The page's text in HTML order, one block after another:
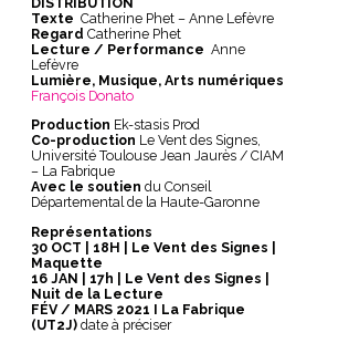
TexteCatherine Phet – Anne Lefèvre
Regard Catherine Phet
Lecture / PerformanceAnne
Lefèvre
Lumière, Musique, Arts numériques
François Donato
Production Ek-stasis Prod
Co-production Le Vent des Signes,
Université Toulouse Jean Jaurès / CIAM
– La Fabrique
Avec le soutien du Conseil
Départemental de la Haute-Garonne
Représentations
30 OCT | 18H | Le Vent des Signes |
Maquette
16 JAN | 17h | Le Vent des Signes |
Nuit de la Lecture
FÉV / MARS 2021 I La Fabrique
(UT2J) date à préciser